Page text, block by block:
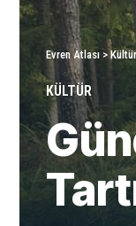
Evren Atlası > Kültür
KÜLTÜR